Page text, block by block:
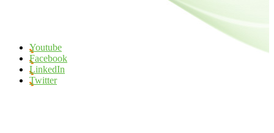
Youtube
Facebook
LinkedIn
Twitter